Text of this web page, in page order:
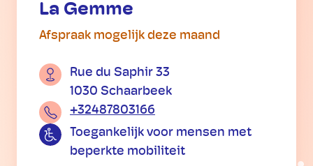
La Gemme
Afspraak mogelijk deze maand
Rue du Saphir 33
1030 Schaarbeek
+32487803166
Toegankelijk voor mensen met
beperkte mobiliteit